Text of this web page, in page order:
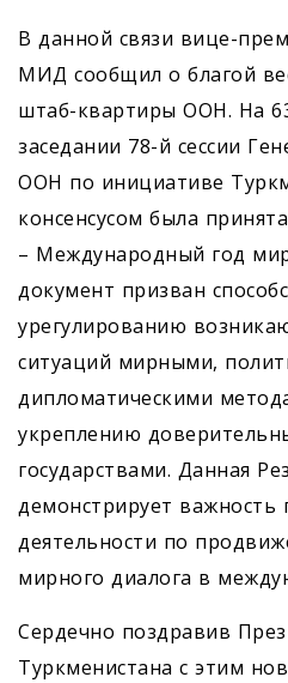
В данной связи вице-
МИД сообщил о благой
штаб-квартиры ООН. На
заседании 78-й сессии
ООН по инициативе
консенсусом была
– Международный год
документ призван
урегулированию
ситуаций мирными,
дипломатическими
укреплению
государствами. Данная
демонстрирует важность
деятельности по
мирного диалога в
Сердечно поздравив
Туркменистана с этим